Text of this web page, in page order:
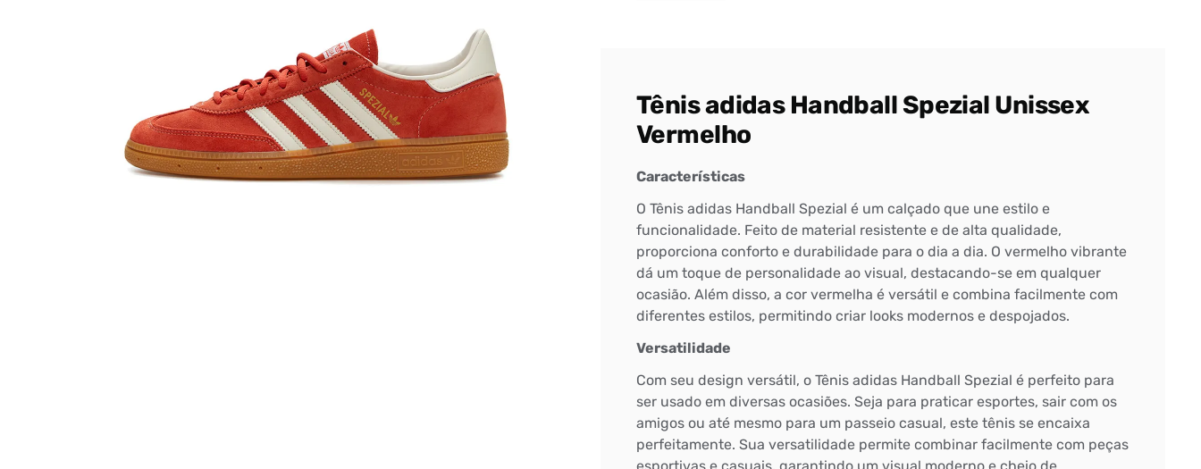
Tênis adidas Handball Spezial Unissex
Vermelho
Características
O Tênis adidas Handball Spezial é um calçado que une estilo e
funcionalidade. Feito de material resistente e de alta qualidade,
proporciona conforto e durabilidade para o dia a dia. O vermelho vibrante
dá um toque de personalidade ao visual, destacando-se em qualquer
ocasião. Além disso, a cor vermelha é versátil e combina facilmente com
diferentes estilos, permitindo criar looks modernos e despojados.
Versatilidade
Com seu design versátil, o Tênis adidas Handball Spezial é perfeito para
ser usado em diversas ocasiões. Seja para praticar esportes, sair com os
amigos ou até mesmo para um passeio casual, este tênis se encaixa
perfeitamente. Sua versatilidade permite combinar facilmente com peças